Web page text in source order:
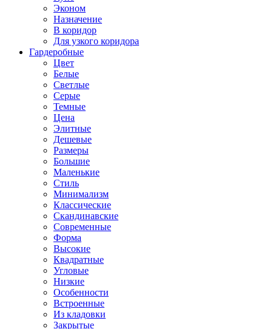
Эконом
Назначение
В коридор
Для узкого коридора
Гардеробные
Цвет
Белые
Светлые
Серые
Темные
Цена
Элитные
Дешевые
Размеры
Большие
Маленькие
Стиль
Минимализм
Классические
Скандинавские
Современные
Форма
Высокие
Квадратные
Угловые
Низкие
Особенности
Встроенные
Из кладовки
Закрытые